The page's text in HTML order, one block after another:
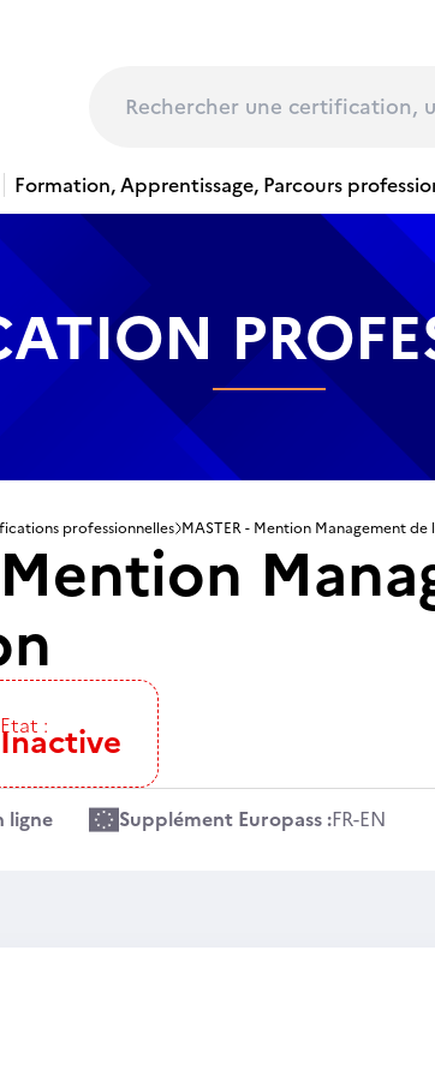
Formation, Apprentissage, Parcours
professionnelles MASTER - Mention Management
Mention
Etat :
Inactive
ligne Supplément Europass :FR-EN